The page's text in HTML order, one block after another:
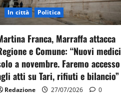
In città Politica
Franca, Marraffa attacca
e Comune: “Nuovi medici
a novembre. Faremo accesso
atti su Tari, rifiuti e bilancio”
Redazione 27/07/2026 0